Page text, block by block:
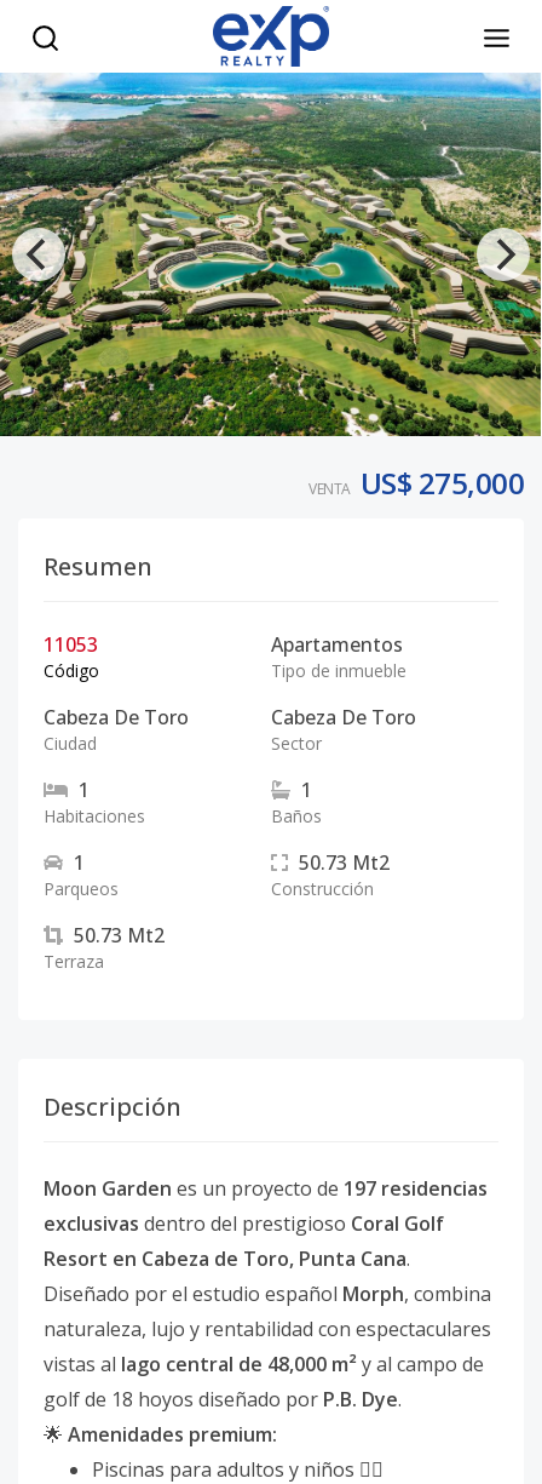
VENTA US$ 275,000
Resumen
11053
Código
Apartamentos
Tipo de inmueble
Cabeza De Toro
Ciudad
Cabeza De Toro
Sector
1
Habitaciones
1
Baños
1
Parqueos
50.73 Mt2
Construcción
50.73 Mt2
Terraza
Descripción
Moon Garden es un proyecto de 197 residencias
exclusivas dentro del prestigioso Coral Golf
Resort en Cabeza de Toro, Punta Cana.
Diseñado por el estudio español Morph, combina
naturaleza, lujo y rentabilidad con espectaculares
vistas al lago central de 48,000 m²y al campo de
golf de 18 hoyos diseñado por P.B. Dye.
🌟 Amenidades premium:
Piscinas para adultos y niños 🏊‍♂️
Apartamentos en venta en Cabeza de Toro, Punta Cana